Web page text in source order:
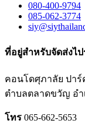
080-400-9794
085-062-3774
ที่อยู่สำหรับจัดส่งไ
คอนโดศุภาลัย ปา
ตำบลตลาดขวัญ อำ
โทร 065-662-5653